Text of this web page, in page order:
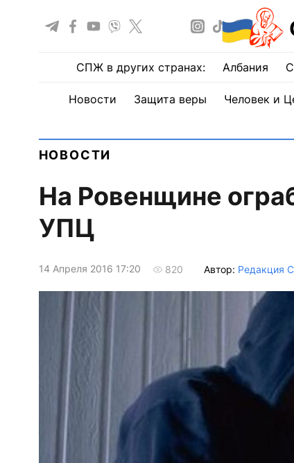
СПЖ в других странах: Албания
Новости Защита веры Человек и
НОВОСТИ
На Ровенщине
УПЦ
14 Апреля 2016 17:20 820 Автор: Редакция